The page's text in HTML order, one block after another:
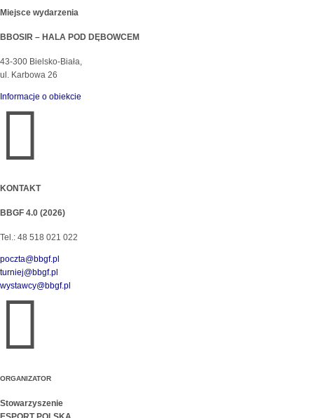
Miejsce wydarzenia
BBOSIR – HALA POD DĘBOWCEM
43-300 Bielsko-Biała,
ul. Karbowa 26
Informacje o obiekcie

KONTAKT
BBGF 4.0 (2026)
Tel.: 48 518 021 022
poczta@bbgf.pl
turniej@bbgf.pl
wystawcy@bbgf.pl

ORGANIZATOR
Stowarzyszenie